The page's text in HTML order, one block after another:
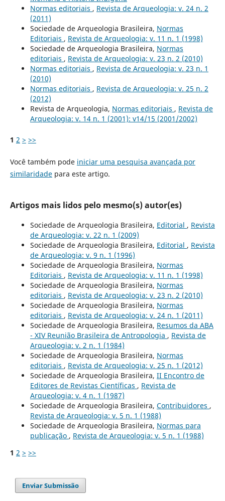
Normas editoriais , Revista de Arqueologia: v. 24 n. 2
(2011)
Sociedade de Arqueologia Brasileira, Normas
Editoriais , Revista de Arqueologia: v. 11 n. 1 (1998)
Sociedade de Arqueologia Brasileira, Normas
editoriais , Revista de Arqueologia: v. 23 n. 2 (2010)
Normas editoriais , Revista de Arqueologia: v. 23 n. 1
(2010)
Normas editoriais , Revista de Arqueologia: v. 25 n. 2
(2012)
Revista de Arqueologia, Normas editoriais , Revista de
Arqueologia: v. 14 n. 1 (2001): v14/15 (2001/2002)
1 2 > >>
Você também pode iniciar uma pesquisa avançada por
similaridadepara este artigo.
Artigos mais lidos pelo mesmo(s) autor(es)
Sociedade de Arqueologia Brasileira, Editorial , Revista
de Arqueologia: v. 22 n. 1 (2009)
Sociedade de Arqueologia Brasileira, Editorial , Revista
de Arqueologia: v. 9 n. 1 (1996)
Sociedade de Arqueologia Brasileira, Normas
Editoriais , Revista de Arqueologia: v. 11 n. 1 (1998)
Sociedade de Arqueologia Brasileira, Normas
editoriais , Revista de Arqueologia: v. 23 n. 2 (2010)
Sociedade de Arqueologia Brasileira, Normas
editoriais , Revista de Arqueologia: v. 24 n. 1 (2011)
Sociedade de Arqueologia Brasileira, Resumos da ABA
- XIV Reunião Brasileira de Antropologia , Revista de
Arqueologia: v. 2 n. 1 (1984)
Sociedade de Arqueologia Brasileira, Normas
editoriais , Revista de Arqueologia: v. 25 n. 1 (2012)
Sociedade de Arqueologia Brasileira, II Encontro de
Editores de Revistas Científicas , Revista de
Arqueologia: v. 4 n. 1 (1987)
Sociedade de Arqueologia Brasileira, Contribuidores ,
Revista de Arqueologia: v. 5 n. 1 (1988)
Sociedade de Arqueologia Brasileira, Normas para
publicação , Revista de Arqueologia: v. 5 n. 1 (1988)
1 2 > >>
Enviar Submissão